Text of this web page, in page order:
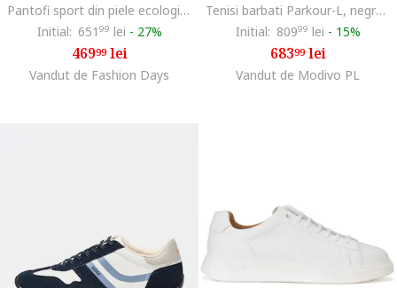
Pantofi sport din piele ecologica cu logo discret Rhys, Negru
Initial: 651 99 lei - 27%
46999lei
Vandut de Fashion Days
Tenisi barbati Parkour-L, negru, textil
Initial: 80999 lei - 15%
68399lei
Vandut de Modivo PL